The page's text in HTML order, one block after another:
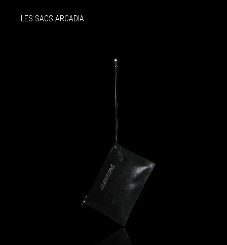
LES SACS ARCADIA